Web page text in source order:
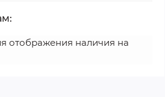
отображения наличия на